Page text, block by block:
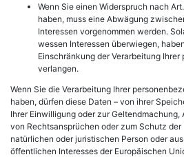
Wenn Sie einen Widerspruch nach
haben, muss eine Abwägung
Interessen vorgenommen werden.
wessen Interessen überwiegen,
Einschränkung der Verarbeitung
verlangen.
Wenn Sie die Verarbeitung Ihrer
haben, dürfen diese Daten – von ihrer
Ihrer Einwilligung oder zur Geltendmachung,
von Rechtsansprüchen oder zum Schutz der
natürlichen oder juristischen Person oder
öffentlichen Interesses der Europäischen